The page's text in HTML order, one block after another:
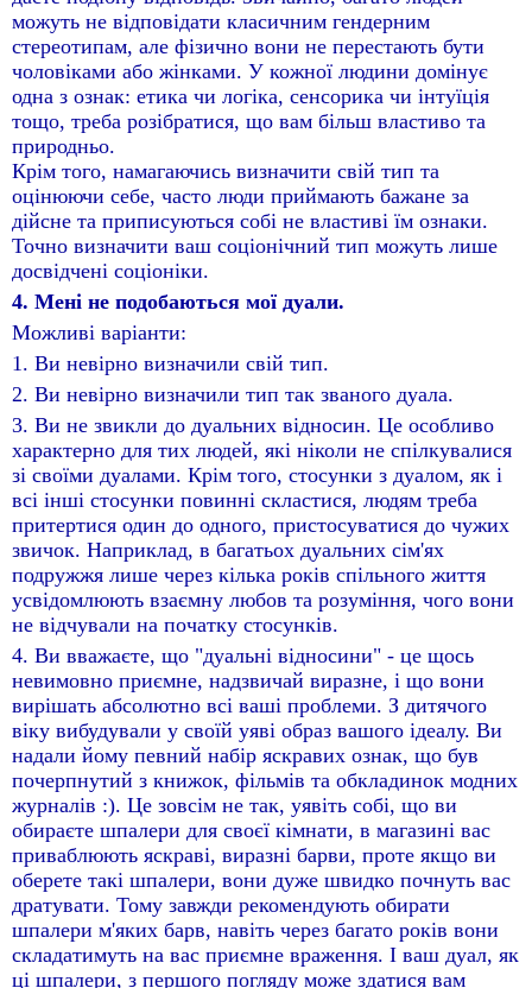
можуть не відповідати класичним гендерним
стереотипам, але фізично вони не перестають бути
чоловіками або жінками. У кожної людини домінує
одна з ознак: етика чи логіка, сенсорика чи інтуїція
тощо, треба розібратися, що вам більш властиво та
природньо.
Крім того, намагаючись визначити свій тип та
оцінюючи себе, часто люди приймають бажане за
дійсне та приписуються собі не властиві їм ознаки.
Точно визначити ваш соціонічний тип можуть лише
досвідчені соціоніки.
4. Мені не подобаються мої дуали.
Можливі варіанти:
1. Ви невірно визначили свій тип.
2. Ви невірно визначили тип так званого дуала.
3. Ви не звикли до дуальних відносин. Це особливо
характерно для тих людей, які ніколи не спілкувалися
зі своїми дуалами. Крім того, стосунки з дуалом, як і
всі інші стосунки повинні скластися, людям треба
притертися один до одного, пристосуватися до чужих
звичок. Наприклад, в багатьох дуальних сім'ях
подружжя лише через кілька років спільного життя
усвідомлюють взаємну любов та розуміння, чого вони
не відчували на початку стосунків.
4. Ви вважаєте, що "дуальні відносини" - це щось
невимовно приємне, надзвичай виразне, і що вони
вирішать абсолютно всі ваші проблеми. З дитячого
віку вибудували у своїй уяві образ вашого ідеалу. Ви
надали йому певний набір яскравих ознак, що був
почерпнутий з книжок, фільмів та обкладинок модних
журналів :). Це зовсім не так, уявіть собі, що ви
обираєте шпалери для своєї кімнати, в магазині вас
приваблюють яскраві, виразні барви, проте якщо ви
оберете такі шпалери, вони дуже швидко почнуть вас
дратувати. Тому завжди рекомендують обирати
шпалери м'яких барв, навіть через багато років вони
складатимуть на вас приємне враження. І ваш дуал, як
ці шпалери, з першого погляду може здатися вам